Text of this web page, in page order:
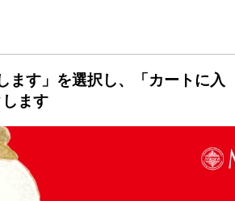
ます」を選択し、「カートに入
ます